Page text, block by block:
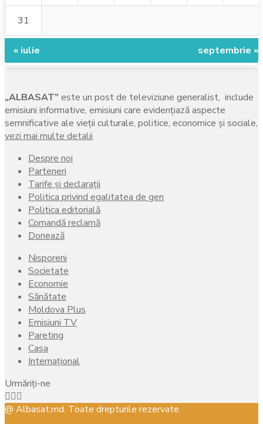
31
« iulie septembrie »
„ALBASAT” este un post de televiziune generalist, include
emisiuni informative, emisiuni care evidenţiază aspecte
semnificative ale vieţii culturale, politice, economice şi sociale,
vezi mai multe detalii
Despre noi
Parteneri
Tarife și declarații
Politica privind egalitatea de gen
Politica editorială
Comandă reclamă
Donează
Nisporeni
Societate
Economie
Sănătate
Moldova Plus
Emisiuni TV
Pareting
Casa
Internațional
Urmăriți-ne
Facebook
Instagram
@ Albasat.md. Toate drepturile rezervate.